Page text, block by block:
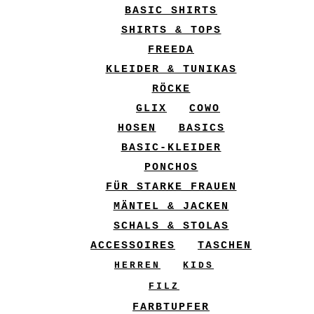
BASIC SHIRTS
SHIRTS & TOPS
FREEDA
KLEIDER & TUNIKAS
RÖCKE
GLIX
COWO
HOSEN
BASICS
BASIC-KLEIDER
PONCHOS
FÜR STARKE FRAUEN
MÄNTEL & JACKEN
SCHALS & STOLAS
ACCESSOIRES
TASCHEN
HERREN
KIDS
FILZ
FARBTUPFER